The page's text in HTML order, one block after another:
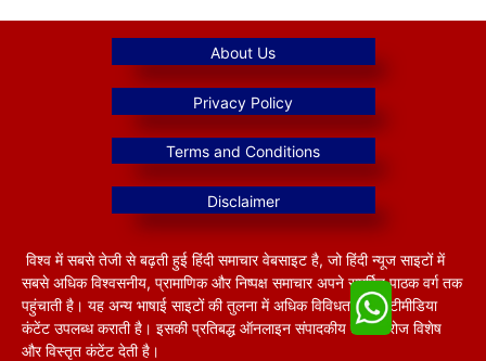
विश्व में सबसे तेजी से बढ़ती हुई हिंदी समाचार वेबसाइट है, जो हिंदी न्यूज साइटों में
सबसे अधिक विश्वसनीय, प्रामाणिक और निष्पक्ष समाचार अपने समर्पित पाठक वर्ग तक
पहुंचाती है। यह अन्य भाषाई साइटों की तुलना में अधिक विविधतापूर्ण मल्टीमीडिया
कंटेंट उपलब्ध कराती है। इसकी प्रतिबद्ध ऑनलाइन संपादकीय टीम हररोज विशेष
और विस्तृत कंटेंट देती है।